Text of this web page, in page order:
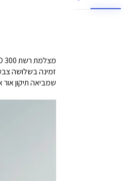
זמינה בשלושה
שמביאה תיקון אור